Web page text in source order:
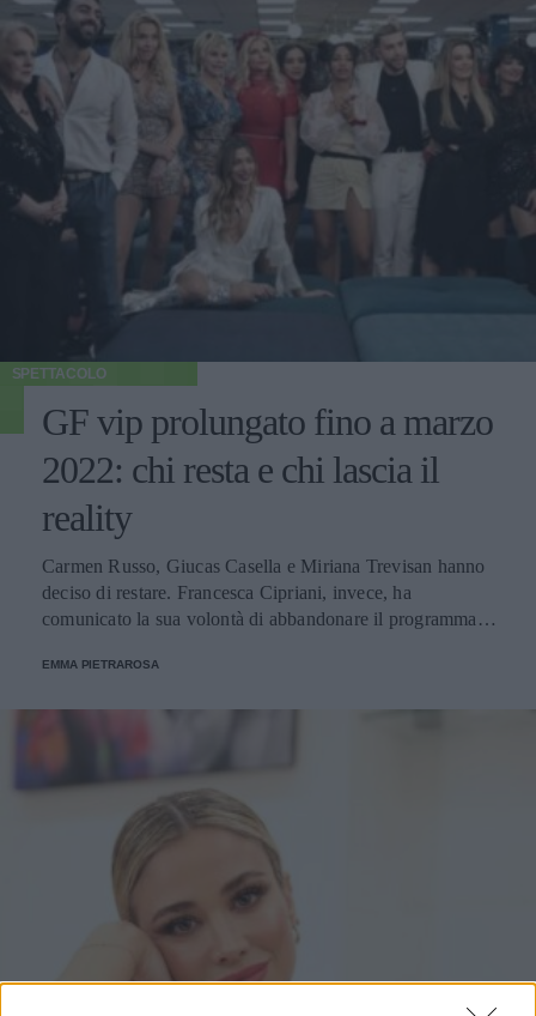
SPETTACOLO
GF vip prolungato fino a marzo
2022: chi resta e chi lascia il
reality
Carmen Russo, Giucas Casella e Miriana Trevisan hanno
deciso di restare. Francesca Cipriani, invece, ha
comunicato la sua volontà di abbandonare il programma.
EMMA PIETRAROSA